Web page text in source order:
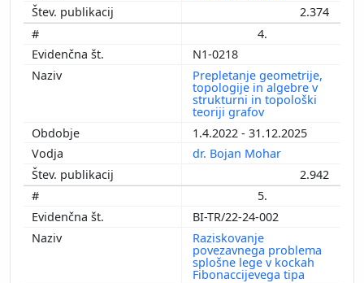
2.374
4.
N1-0218
Prepletanje geometrije,
topologije in algebre v
strukturni in topološki
teoriji grafov
1.4.2022 - 31.12.2025
dr. Bojan Mohar
2.942
5.
BI-TR/22-24-002
Raziskovanje
povezavnega problema
splošne lege v kockah
Fibonaccijevega tipa